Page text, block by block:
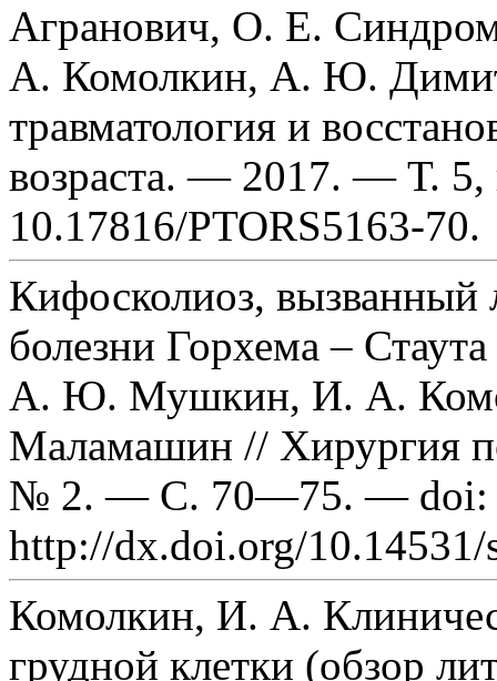
Агранович, О. Е.
А. Комолкин, А. Ю.
травматология и
возраста. — 2017. — Т.
10.17816/PTORS5163-70.
Кифосколиоз,
болезни Горхема –
А. Ю. Мушкин, И. А.
Маламашин // Хирургия
№ 2. — С. 70—75. — doi:
http://dx.doi.org/10.14531/
Комолкин, И. А.
грудной клетки (обзор